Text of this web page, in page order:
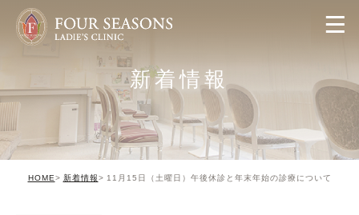
新着情報
HOME 新着情報 11月15日（土曜日）午後休診と年末年始の診療について